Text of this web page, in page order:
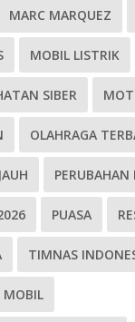
MARC MARQUEZ
MOBIL LISTRIK
SIBER
OLAHRAGA
PERUBAHAN
PUASA
TIMNAS
MOBIL